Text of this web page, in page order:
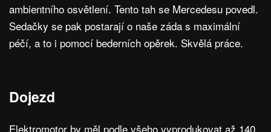
ambientního osvětlení. Tento tah se Mercedesu povedl.
Sedačky se pak postarají o naše záda s maximální
péčí, a to i pomocí bederních opěrek. Skvělá práce.
Dojezd
Elektromotor by měl podle všeho vyprodukovat až 140